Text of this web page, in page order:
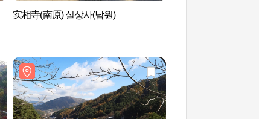
实相寺(南原) 실상사(남원)